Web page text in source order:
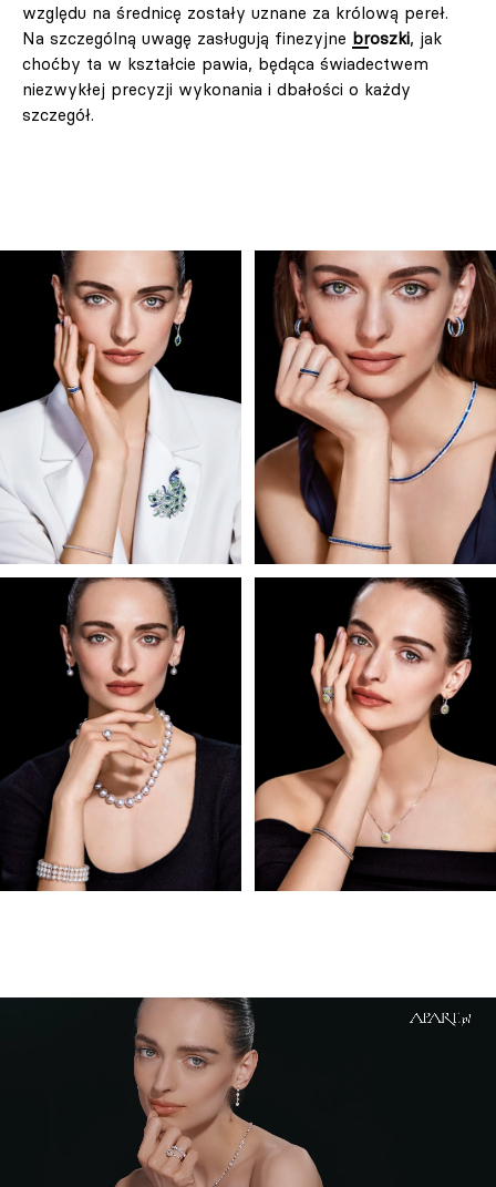
względu na średnicę zostały uznane za królową pereł.
Na szczególną uwagę zasługują finezyjne broszki, jak
choćby ta w kształcie pawia, będąca świadectwem
niezwykłej precyzji wykonania i dbałości o każdy
szczegół.